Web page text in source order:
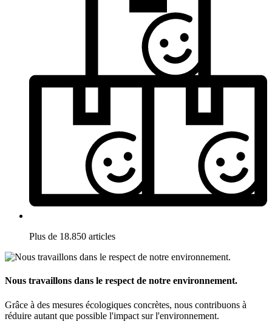
Plus de 18.850 articles
Nous travaillons dans le respect de notre environnement.
Grâce à des mesures écologiques concrètes, nous contribuons à
réduire autant que possible l'impact sur l'environnement.